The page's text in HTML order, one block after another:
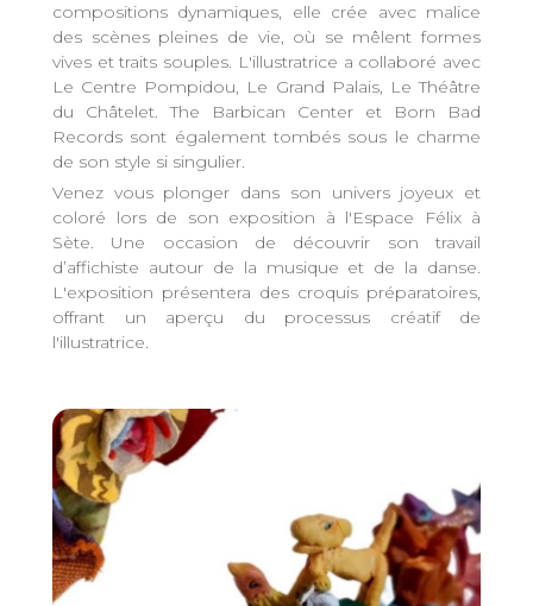
compositions dynamiques, elle crée avec malice
des scènes pleines de vie, où se mêlent formes
vives et traits souples. L'illustratrice a collaboré avec
Le Centre Pompidou, Le Grand Palais, Le Théâtre
du Châtelet. The Barbican Center et Born Bad
Records sont également tombés sous le charme
de son style si singulier.
Venez vous plonger dans son univers joyeux et
coloré lors de son exposition à l'Espace Félix à
Sète. Une occasion de découvrir son travail
d’affichiste autour de la musique et de la danse.
L'exposition présentera des croquis préparatoires,
offrant un aperçu du processus créatif de
l'illustratrice.